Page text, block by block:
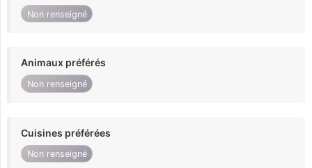
Non renseigné
Animaux préférés
Non renseigné
Cuisines préférées
Non renseigné